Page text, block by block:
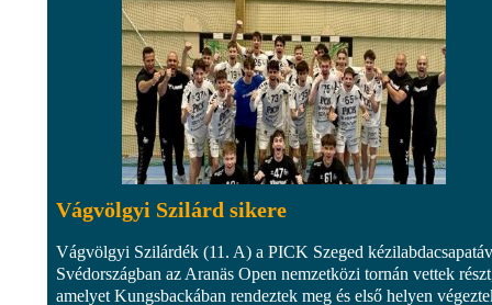
Vágvölgyi Szilárd sikere
Vágvölgyi Szilárdék (11. A) a PICK Szeged
Svédországban az Aranäs Open nemzetközi tornán vettek
amelyet Kungsbackában rendeztek meg és első helyen